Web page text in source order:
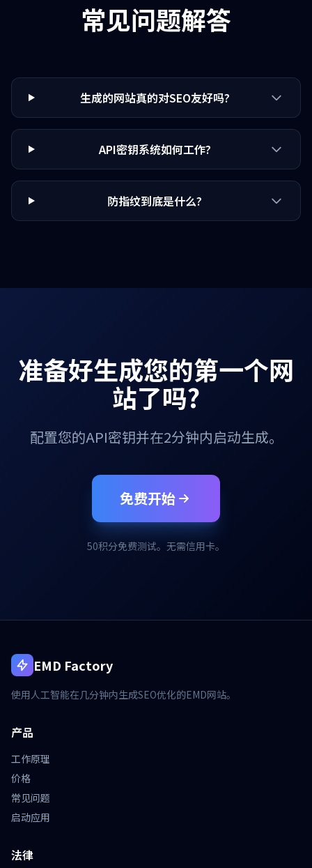
常见问题解答
生成的网站真的对SEO友好吗?
API密钥系统如何工作?
防指纹到底是什么?
准备好生成您的第一个网
站了吗?
配置您的API密钥并在2分钟内启动生成。
免费开始
50积分免费测试。无需信用卡。
EMD Factory
使用人工智能在几分钟内生成SEO优化的EMD网站。
产品
工作原理
价格
常见问题
启动应用
法律